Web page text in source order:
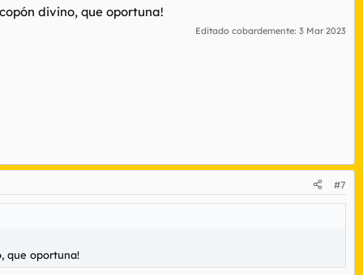
divino, que oportuna!
Editado cobardemente: 3 Mar 2023
#7
que oportuna!